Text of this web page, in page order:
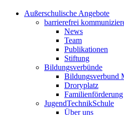
Außerschulische Angebote
barrierefrei
News
Team
Publikationen
Stiftung
Bildungsverbünde
Bildungsverbund
Droryplatz
Familienförderung
JugendTechnikSchule
Über uns